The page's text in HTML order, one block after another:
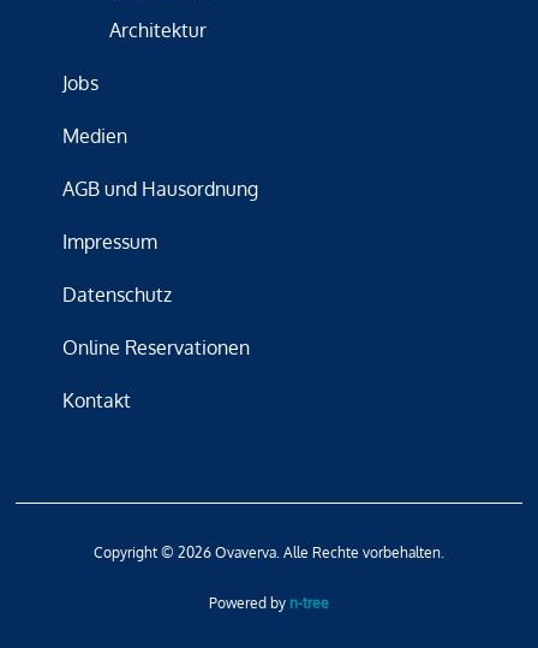
Architektur
Jobs
Medien
AGB und Hausordnung
Impressum
Datenschutz
Online Reservationen
Kontakt
Copyright © 2026 Ovaverva. Alle Rechte vorbehalten.
Powered by n-tree